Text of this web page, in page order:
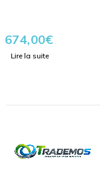
674,00€
Lire la suite